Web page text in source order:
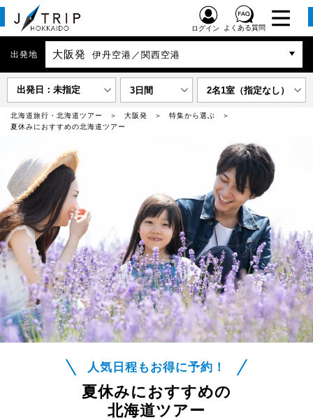
ログイン よくある質問
出発地 大阪発 伊丹空港／関西空港
出発日：未指定 3日間 2名1室（指定なし）
北海道旅行・北海道ツアー 大阪発
特集から選ぶ
夏休みにおすすめの北海道ツアー
人気日程もお得に予約！
夏休みにおすすめの
北海道ツアー